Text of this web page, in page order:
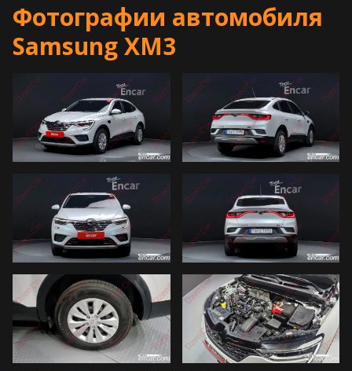
Фотографии автомобиля
Samsung XM3